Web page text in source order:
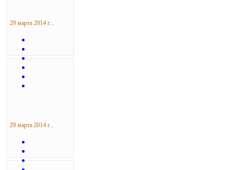
29 марта 2014 г...
29 марта 2014 г...